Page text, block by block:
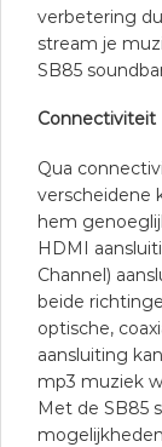
verbetering
stream je
SB85
Connectiviteit
Qua
verscheidene
hem
HDMI
Channel)
beide
optische,
aansluiting
mp3 muziek
Met de SB85